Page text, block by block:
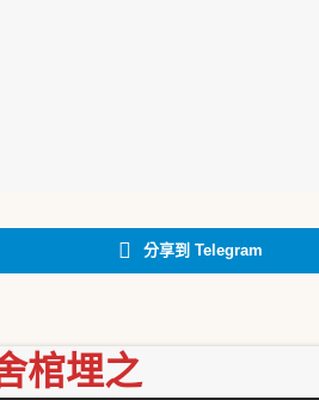
分享到 Telegram
棺埋之